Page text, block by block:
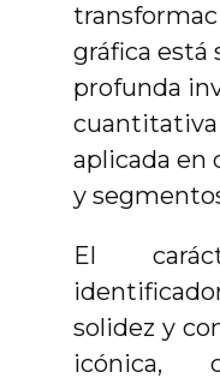
gráfica está
profunda
aplicada en
y
El
solidez y
icónica,